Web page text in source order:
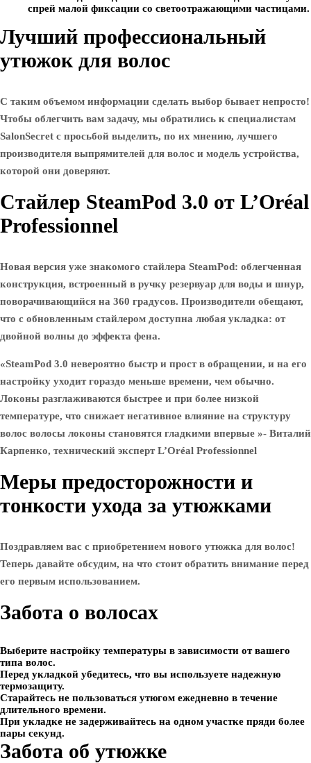
спрей малой фиксации со светоотражающими частицами.
Лучший профессиональный
утюжок для волос
С таким объемом информации сделать выбор бывает непросто!
Чтобы облегчить вам задачу, мы обратились к специалистам
SalonSecret с просьбой выделить, по их мнению, лучшего
производителя выпрямителей для волос и модель устройства,
которой они доверяют.
Стайлер SteamPod 3.0 от L’Oréal
Professionnel
Новая версия уже знакомого стайлера SteamPod: облегченная
конструкция, встроенный в ручку резервуар для воды и шнур,
поворачивающийся на 360 градусов. Производители обещают,
что с обновленным стайлером доступна любая укладка: от
двойной волны до эффекта фена.
«SteamPod 3.0 невероятно быстр и прост в обращении, и на его
настройку уходит гораздо меньше времени, чем обычно.
Локоны разглаживаются быстрее и при более низкой
температуре, что снижает негативное влияние на структуру
волос волосы локоны становятся гладкими впервые »- Виталий
Карпенко, технический эксперт L’Oréal Professionnel
Меры предосторожности и
тонкости ухода за утюжками
Поздравляем вас с приобретением нового утюжка для волос!
Теперь давайте обсудим, на что стоит обратить внимание перед
его первым использованием.
Забота о волосах
Выберите настройку температуры в зависимости от вашего
типа волос.
Перед укладкой убедитесь, что вы используете надежную
термозащиту.
Старайтесь не пользоваться утюгом ежедневно в течение
длительного времени.
При укладке не задерживайтесь на одном участке пряди более
пары секунд.
Забота об утюжке